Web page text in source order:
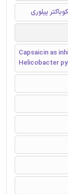
پیلوری
Capsaicin as
Helicobacter